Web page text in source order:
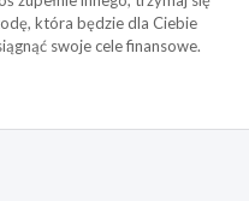
która będzie dla Ciebie
swoje cele finansowe.